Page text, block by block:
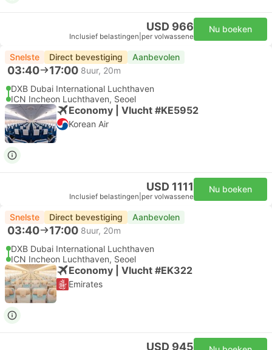
USD 966
Inclusief belastingen per volwassene
Nu boeken
Snelste Direct bevestiging Aanbevolen
03:40 17:00 8uur, 20m
DXB Dubai International Luchthaven
ICN Incheon Luchthaven, Seoel
Economy | Vlucht #KE5952
Korean Air
USD 1111
Inclusief belastingen per volwassene
Nu boeken
Snelste Direct bevestiging Aanbevolen
03:40 17:00 8uur, 20m
DXB Dubai International Luchthaven
ICN Incheon Luchthaven, Seoel
Economy | Vlucht #EK322
Emirates
USD 945